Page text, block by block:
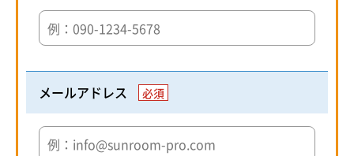
メールアドレス 必須